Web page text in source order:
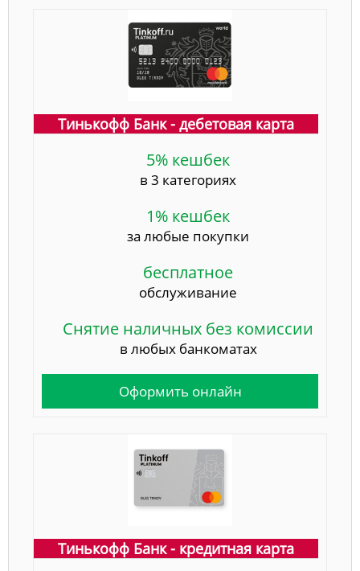
Тинькофф Банк - дебетовая карта
5% кешбек
в 3 категориях
1% кешбек
за любые покупки
бесплатное
обслуживание
Снятие наличных без комиссии
в любых банкоматах
Оформить онлайн
Тинькофф Банк - кредитная карта